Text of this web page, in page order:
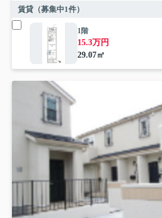
賃貸（募集中1件）
1階
15.3万円
29.07㎡